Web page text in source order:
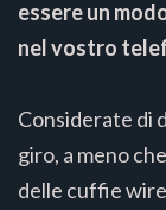
essere un
nel vostro
Considerate di
giro, a meno
delle cuffie